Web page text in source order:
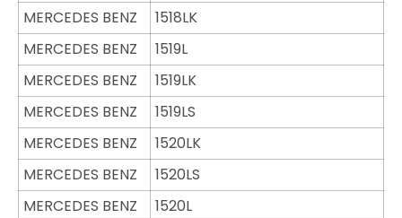
MERCEDES BENZ
1518LK
MERCEDES BENZ
1519L
MERCEDES BENZ
1519LK
MERCEDES BENZ
1519LS
MERCEDES BENZ
1520LK
MERCEDES BENZ
1520LS
MERCEDES BENZ
1520L